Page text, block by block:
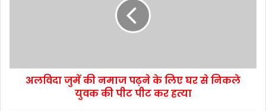
अलविदा जुमें की नमाज पढ़ने के लिए घर से निकले
युवक की पीट पीट कर हत्या